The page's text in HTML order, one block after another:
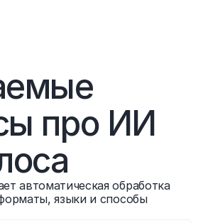
про ИИ
автоматическая обработка
языки и способы